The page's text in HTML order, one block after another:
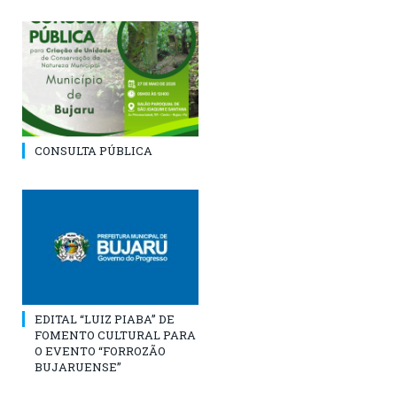
CONSULTA PÚBLICA
EDITAL “LUIZ PIABA” DE
FOMENTO CULTURAL PARA
O EVENTO “FORROZÃO
BUJARUENSE”